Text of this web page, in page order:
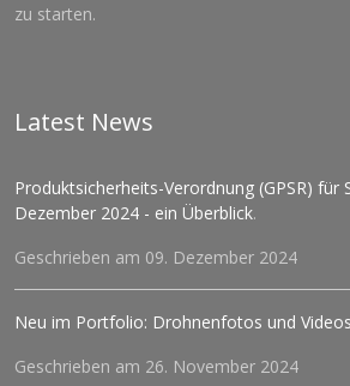
zu starten.
Latest News
Produktsicherheits-Verordnung (GPSR) für
Dezember 2024 - ein Überblick.
Geschrieben am 09. Dezember 2024
Neu im Portfolio: Drohnenfotos und Videos
Geschrieben am 26. November 2024